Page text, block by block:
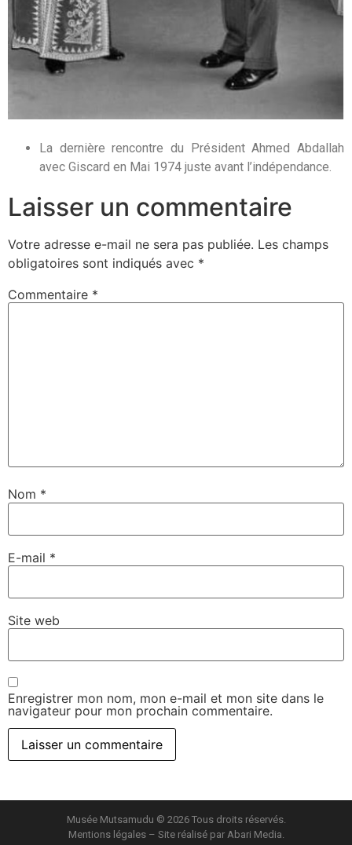
La dernière rencontre du Président Ahmed Abdallah
avec Giscard en Mai 1974 juste avant l’indépendance.
Laisser un commentaire
Votre adresse e-mail ne sera pas publiée. Les champs
obligatoires sont indiqués avec *
Commentaire *
Nom *
E-mail *
Site web
Enregistrer mon nom, mon e-mail et mon site dans le
navigateur pour mon prochain commentaire.
Musée Mutsamudu © 2026 Tous droits réservés.
Mentions légales– Site réalisé par Abari Media